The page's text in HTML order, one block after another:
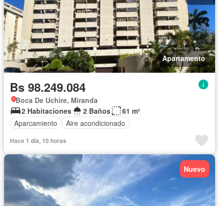
Apartamento
Bs 98.249.084
Boca De Uchire, Miranda
2 Habitaciones
2 Baños
61 m²
Aparcamiento
Aire acondicionado
Hace 1 día, 10 horas
Nuevo